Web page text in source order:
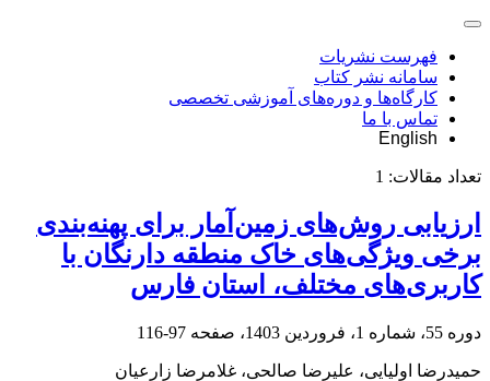
فهرست نشریات
سامانه نشر کتاب
کارگاه‌ها و دوره‌های آموزشی تخصصی
تماس با ما
English
تعداد مقالات: 1
ارزیابی روش‌های زمین‌آمار برای پهنه‌بندی
برخی ویژگی‌های خاک منطقه دارنگان با
کاربری‌های مختلف، استان فارس
دوره 55، شماره 1، فروردین 1403، صفحه 97-116
حمیدرضا اولیایی، علیرضا صالحی، غلامرضا زارعیان